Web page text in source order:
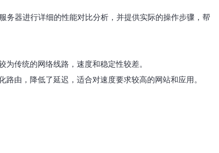
务器进行详细的性能对比分析，并提供实际的操作步骤，帮
传统的网络线路，速度和稳定性较差。
路由，降低了延迟，适合对速度要求较高的网站和应用。